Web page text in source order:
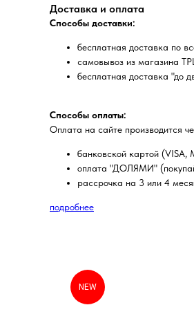
Доставка и оплата
Способы доставки:
бесплатная доставка по
самовывоз из магазина
бесплатная доставка "до
Способы оплаты:
Оплата на сайте производится
банковской картой
оплата "ДОЛЯМИ"
рассрочка на 3 или 4
подробнее
NEW